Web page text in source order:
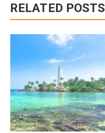
RELATED POSTS